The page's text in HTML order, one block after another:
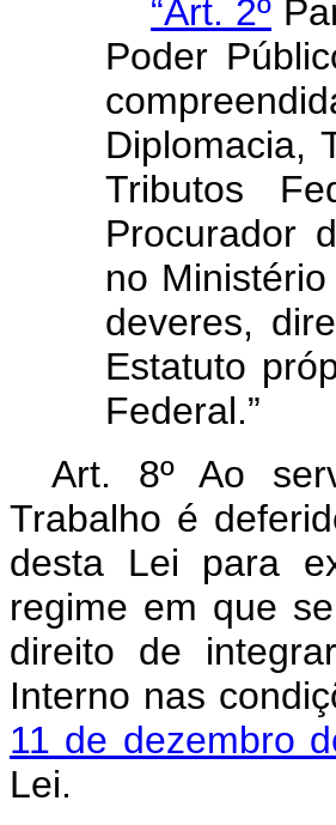
“Art. 2º
Poder
Diplomacia,
Tributos
Procurador
no
deveres,
Estatuto
Federal.”
Art. 8º Ao
Trabalho é
desta Lei para
regime em que
direito de
Interno nas
11 de dezembro
Lei.